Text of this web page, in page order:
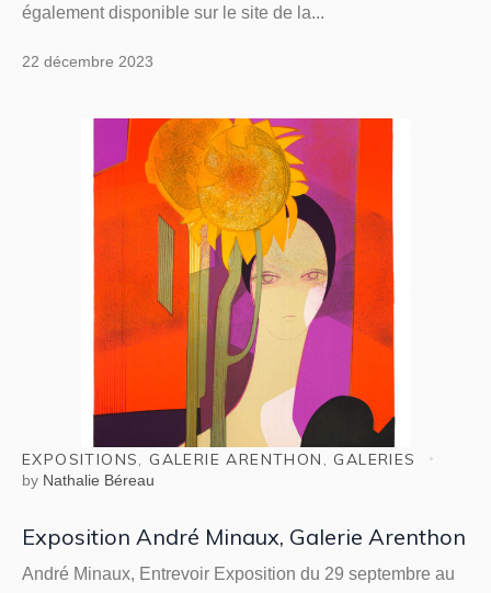
également disponible sur le site de la...
22 décembre 2023
EXPOSITIONS, GALERIE ARENTHON , GALERIES
by Nathalie Béreau
Exposition André Minaux, Galerie Arenthon
André Minaux, Entrevoir Exposition du 29 septembre au